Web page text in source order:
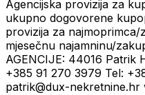
Agencijska provizija za
ukupno dogovorene
provizija za najmoprimca/
mjesečnu najamninu/
AGENCIJE: 44016 Patrik
+385 91 270 3979 Tel:
patrik@dux-nekretnine.hr